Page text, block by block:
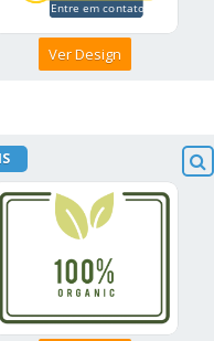
Ver Design